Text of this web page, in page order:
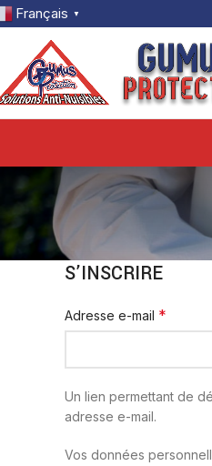
Français ▼
S’INSCRIRE
Adresse e-mail *
Un lien permettant de
adresse e-mail.
Vos données